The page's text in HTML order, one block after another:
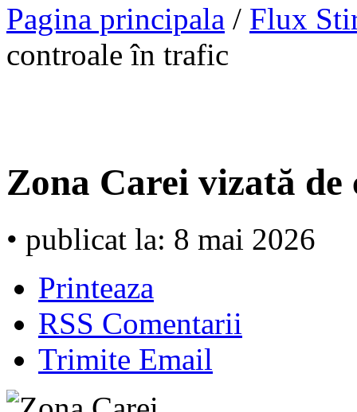
Pagina principala / Flux
controale în trafic
Zona Carei vizată
• publicat la: 8 mai 2026
Printeaza
RSS Comentarii
Trimite Email